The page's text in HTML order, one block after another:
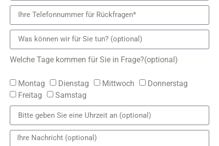
Welche Tage kommen für Sie in Frage?(optional)
Montag Dienstag Mittwoch
Donnerstag
Freitag
Samstag